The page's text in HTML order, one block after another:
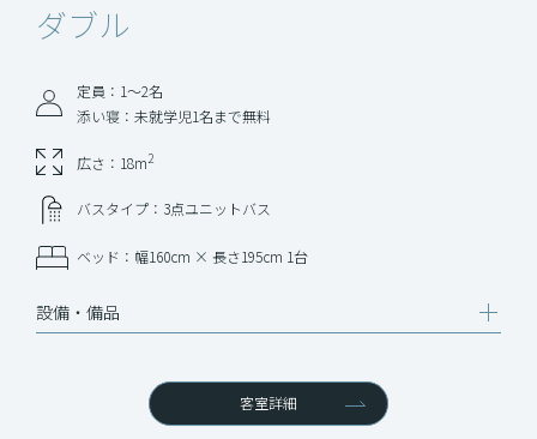
ダブル
定員：1〜2名
添い寝：未就学児1名まで無料
広さ：18m2
バスタイプ：3点ユニットバス
ベッド：幅160cm × 長さ195cm 1台
設備‧備品
客室詳細